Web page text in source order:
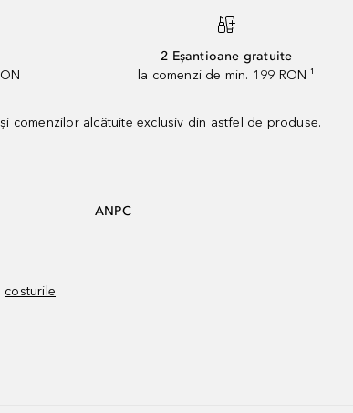
2 Eșantioane gratuite
la comenzi de min. 199 RON ¹
comenzilor alcătuite exclusiv din astfel de produse.
costurile
ANPC